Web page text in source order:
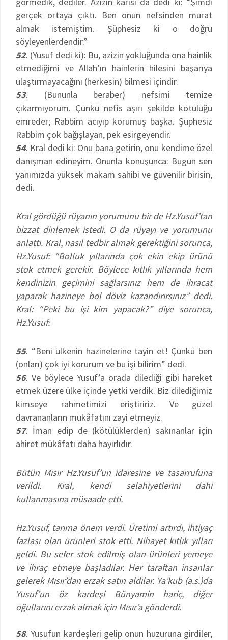
gerçek ortaya çıktı. Ben onun nefsinden murat
almak istemiştim. Şüphesiz ki o doğru
söyleyenlerdendir.”
52. (Yusuf dedi ki): Bu, azizin yokluğunda ona hainlik
etmediğimi ve Allah’ın hainlerin hilesini başarıya
ulaştırmayacağını (herkesin) bilmesi içindir.
53. (Bununla beraber) nefsimi temize
çıkarmıyorum. Çünkü nefis aşırı şekilde kötülüğü
emreder; Rabbim acıyıp korumuş başka. Şüphesiz
Rabbim çok bağışlayan, pek esirgeyendir.
54. Kral dedi ki: Onu bana getirin, onu kendime özel
danışman edineyim. Onunla konuşunca: Bugün sen
yanımızda yüksek makam sahibi ve güvenilir birisin,
dedi.
Kral gördüğü rüyanın yorumunu bir de Hz.Yusuf’tan
bizzat dinlemek istedi. O da rüyayı ve yorumunu
anlattı. Kral, nasıl tedbir almak gerektiğini sorunca,
Hz.Yusuf: “Bolluk yıllarında çok ekin ekip ürünü
stok etmek gerekir. Böylece kıtlık yıllarında hem
kendinizin geçimini sağlarsınız hem de ihracat
yaparak hazineye bol döviz kazandırırsınız” dedi.
Kral: “Peki bu işi kim yapacak?” diye sorunca,
Hz.Yusuf:
55. “Beni ülkenin hazinelerine tayin et! Çünkü ben
(onları) çok iyi korurum ve bu işi bilirim” dedi.
56. Ve böylece Yusuf’a orada dilediği gibi hareket
etmek üzere ülke içinde yetki verdik. Biz dilediğimiz
kimseye rahmetimizi eriştiririz. Ve güzel
davrananların mükâfatını zayi etmeyiz.
57. İman edip de (kötülüklerden) sakınanlar için
ahiret mükâfatı daha hayırlıdır.
Bütün Mısır Hz.Yusuf’un idaresine ve tasarrufuna
verildi. Kral, kendi selahiyetlerini dahi
kullanmasına müsaade etti.
Hz.Yusuf, tarıma önem verdi. Üretimi artırdı, ihtiyaç
fazlası olan ürünleri stok etti. Nihayet kıtlık yılları
geldi. Bu sefer stok edilmiş olan ürünleri yemeye
ve ihraç etmeye başladılar. Her taraftan insanlar
gelerek Mısır’dan erzak satın aldılar. Ya’kub (a.s.)da
Yusuf’un öz kardeşi Bünyamin hariç, diğer
oğullarını erzak almak için Mısır’a gönderdi.
58. Yusufun kardeşleri gelip onun huzuruna girdiler,